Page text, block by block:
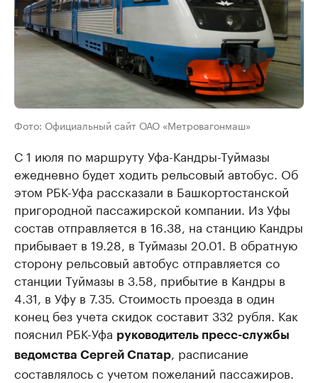
Фото: Официальный сайт ОАО «Метровагонмаш»
С 1 июля по маршруту Уфа-Кандры-Туймазы
ежедневно будет ходить рельсовый автобус. Об
этом РБК-Уфа рассказали в Башкортостанской
пригородной пассажирской компании. Из Уфы
состав отправляется в 16.38, на станцию Кандры
прибывает в 19.28, в Туймазы 20.01. В обратную
сторону рельсовый автобус отправляется со
станции Туймазы в 3.58, прибытие в Кандры в
4.31, в Уфу в 7.35. Стоимость проезда в один
конец без учета скидок составит 332 рубля. Как
пояснил РБК-Уфа руководитель пресс-службы
ведомства Сергей Спатар, расписание
составлялось с учетом пожеланий пассажиров.